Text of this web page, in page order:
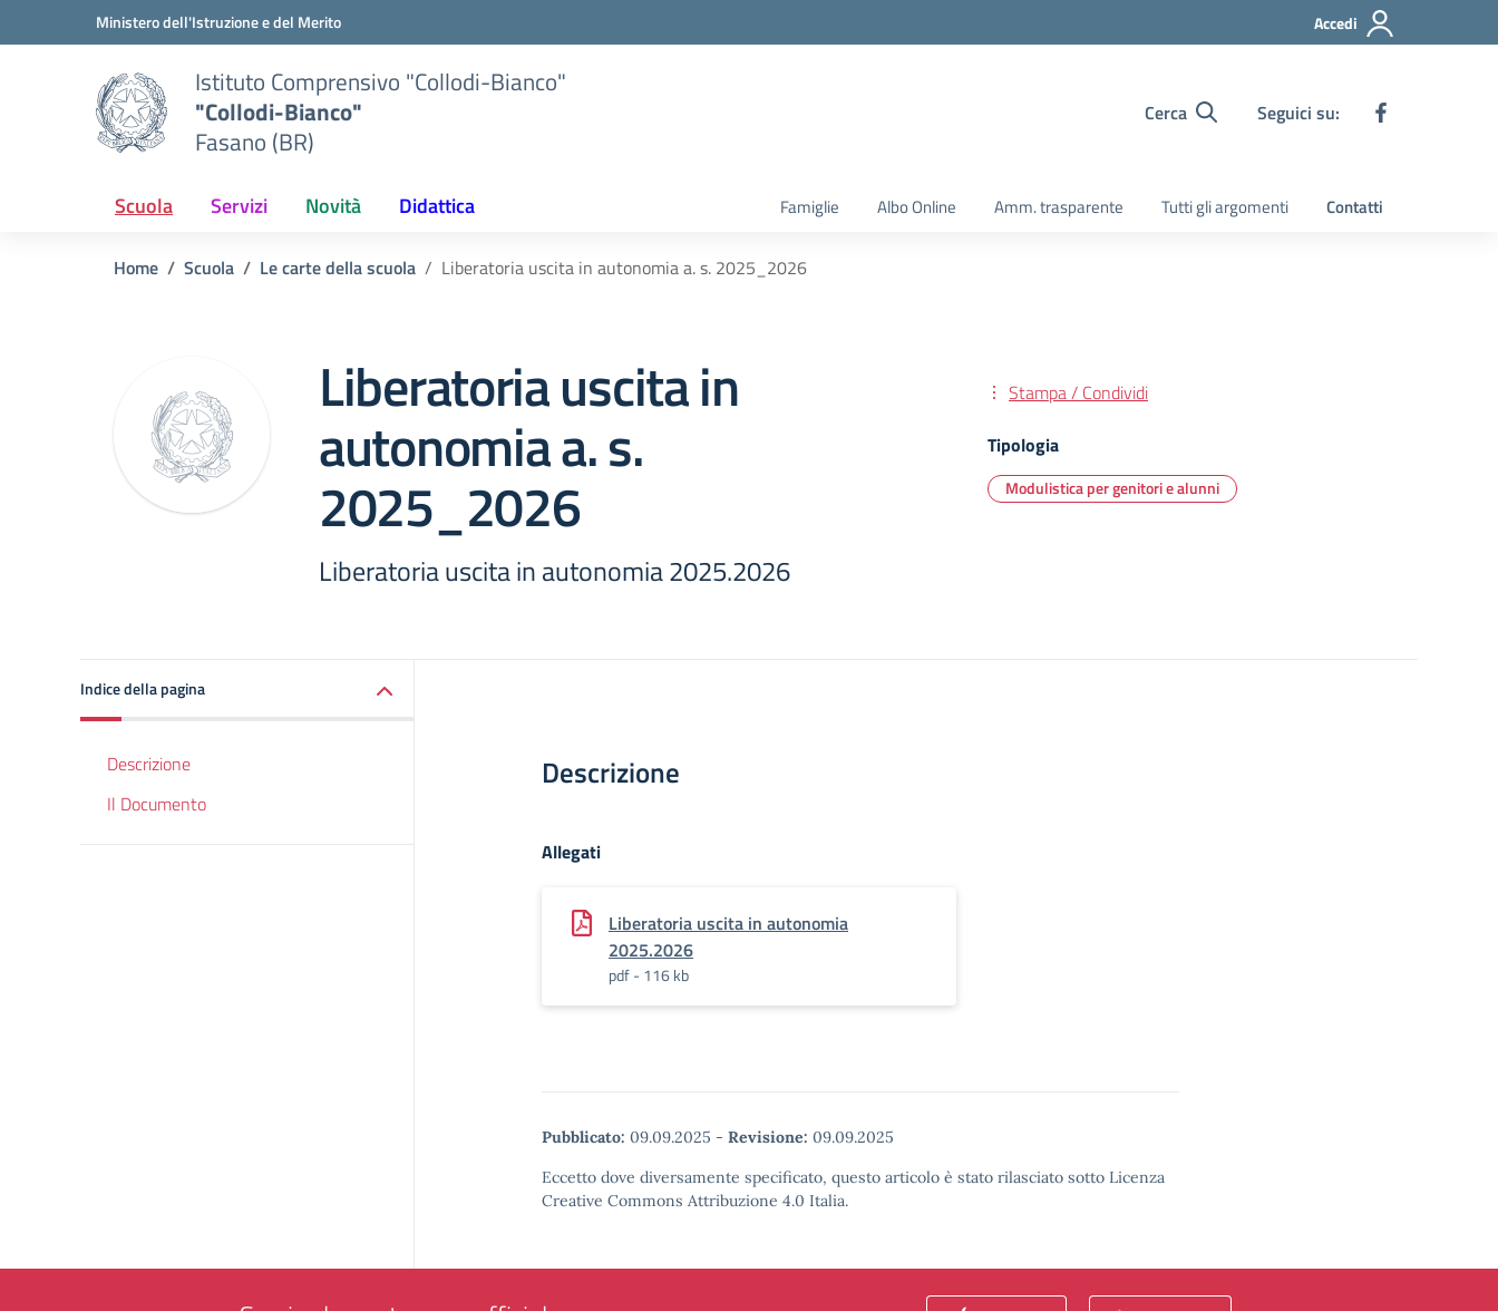
Vai ai contenuti
Vai al menu di navigazioneMinistero dell'Istruzione e del Merito Accedi
Istituto Comprensivo "Collodi-Bianco"
"Collodi-Bianco"
Fasano (BR)
Cerca Seguici su:
Scuola Servizi Novità Didattica Famiglie Albo Online Amm. trasparente Tutti gli argomenti Contatti
Home Scuola Le carte della scuola Liberatoria uscita in autonomia a. s. 2025_2026
Liberatoria uscita in
autonomia a. s.
2025_2026
Liberatoria uscita in autonomia 2025.2026
Stampa / Condividi
Tipologia
Modulistica per genitori e alunni
Indice della pagina
Descrizione
Il Documento
Descrizione
Allegati
Liberatoria uscita in autonomia
2025.2026
pdf - 116 kb
Pubblicato: 09.09.2025 - Revisione: 09.09.2025
Eccetto dove diversamente specificato, questo articolo è stato rilasciato sotto Licenza
Creative Commons Attribuzione 4.0 Italia.